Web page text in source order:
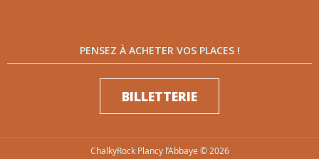
PENSEZ À ACHETER VOS PLACES !
BILLETTERIE
ChalkyRock Plancy l’Abbaye © 2026